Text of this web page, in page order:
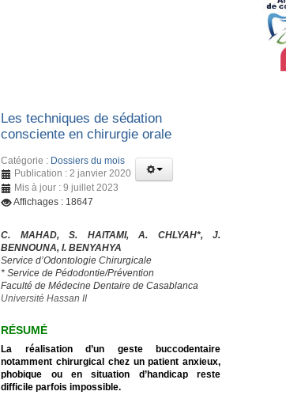
Les techniques de sédation
consciente en chirurgie orale
Catégorie : Dossiers du mois
Publication : 2 janvier 2020
Mis à jour : 9 juillet 2023
Affichages : 18647
C. MAHAD, S. HAITAMI, A. CHLYAH*, J.
BENNOUNA, I. BENYAHYA
Service d’Odontologie Chirurgicale
* Service de Pédodontie/Prévention
Faculté de Médecine Dentaire de Casablanca
Université Hassan II
RÉSUMÉ
La réalisation d’un geste buccodentaire
notamment chirurgical chez un patient anxieux,
phobique ou en situation d’handicap reste
difficile parfois impossible.